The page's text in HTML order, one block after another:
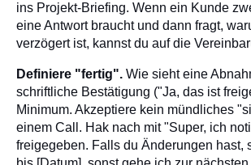
ins Projekt-Briefing. Wenn ein Kunde
eine Antwort braucht und dann fragt,
verzögert ist, kannst du auf die
Definiere "fertig". Wie sieht eine
schriftliche Bestätigung ("Ja, das ist
Minimum. Akzeptiere kein mündliches
einem Call. Hak nach mit "Super, ich
freigegeben. Falls du Änderungen hast,